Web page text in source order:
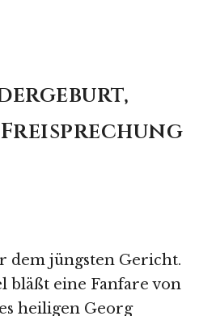
dem jüngsten Gericht.
bläßt eine Fanfare von
heiligen Georg